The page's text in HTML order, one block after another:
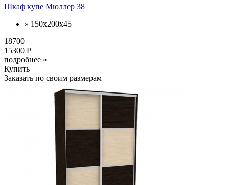
Шкаф купе Мюллер 38
» 150х200х45
18700
15300 Р
подробнее »
Купить
Заказать по своим размерам